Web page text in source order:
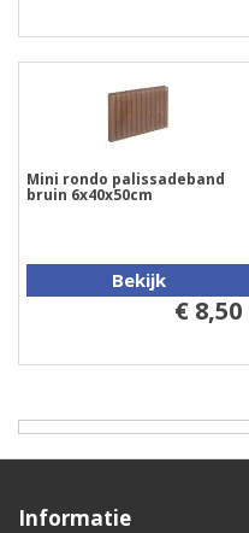
Mini rondo palissadeband
bruin 6x40x50cm
Bekijk
€ 8,50
Informatie